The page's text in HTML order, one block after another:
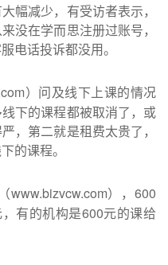
幅减少，有受访者表示，
没在学而思注册过账号，
电话投诉都没用。
）问及线下上课的情况
下的课程都被取消了，或
，第二就是租费太贵了，
的课程。
（www.bizvcw.com），600
有的机构是600元的课给